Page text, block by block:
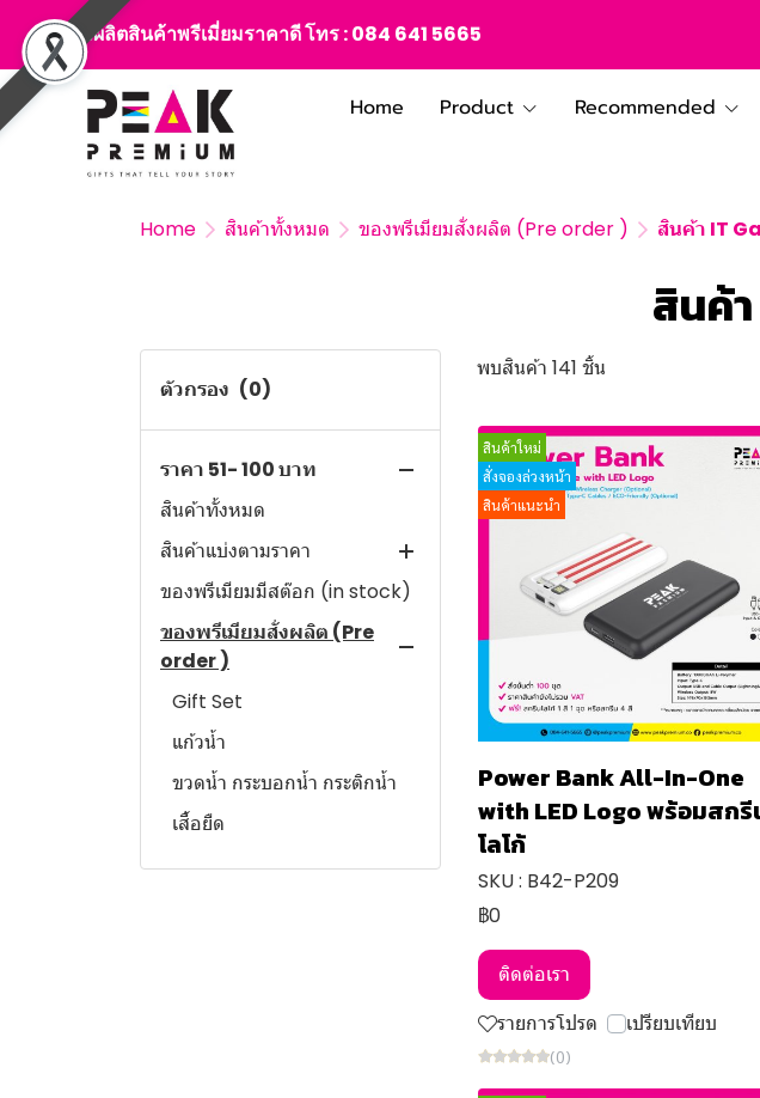
สั่งผลิตสินค้าพรีเมี่ยมราคาดี โทร :084 641 5665
Home Product Recommended
Home สินค้าทั้งหมด ของพรีเมียมสั่งผลิต (Pre order ) สินค้า IT
สินค้
ตัวกรอง (0)
ราคา 51- 100 บาท
สินค้าทั้งหมด
สินค้าแบ่งตามราคา
ราคาไม่เกิน 50 บาท
ราคา 50- 100 บาท
ราคา 101-150 บาท
ราคา 151-200 บาท
ราคา 201-250 บาท
ราคา 251-300 บาท
ราคา 301-400 บาท
ราคา 401-500 บาท
ของพรีเมียมมีสต๊อก (in stock)
ของพรีเมียมสั่งผลิต (Pre
order )
Gift Set
แก้วน้ำ
ขวดน้ำ กระบอกน้ำ กระติกน้ำ
เสื้อยืด
กระเป๋า ถุงผ้า
พบสินค้า 141 ชิ้น
สินค้าใหม่
สั่งจองล่วงหน้า
สินค้าแนะนำ
Power Bank All-In-One
with LED Logo พร้อมสกรี
โลโก้
SKU : B42-P209
฿0
ติดต่อเรา
รายการโปรด
เปรียบเทียบ
(0)